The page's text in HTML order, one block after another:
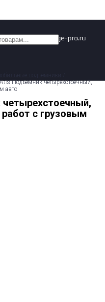
✉ info@garage-pro.ru
Подъемник четырехстоечный,
авто
с грузовым